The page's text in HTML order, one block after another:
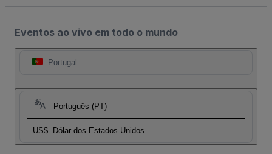
Eventos ao vivo em todo o mundo
Portugal
Português (PT)
US$ Dólar dos Estados Unidos